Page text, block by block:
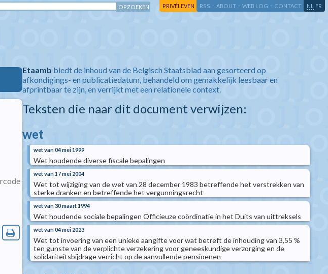
PRIVÉLEVEN RSS - ABOUT - WEB LOG - CONTACT NL FR
Etaamb biedt de inhoud van de Belgisch Staatsblad aan gesorteerd op
afkondigings- en publicatiedatum, behandeld om gemakkelijk leesbaar en
afprintbaar te zijn, en verrijkt met een relationele context.
Teksten die naar dit document verwijzen:
wet
wet van 04 mei 1999
Wet houdende diverse fiscale bepalingen
wet van 17 mei 2004
Wet tot wijziging van de wet van 28 december 1983 betreffende het verstrekken van
sterke dranken en betreffende het vergunningsrecht
wet van 30 maart 1994
Wet houdende sociale bepalingen Officieuze coördinatie in het Duits van uittreksels
wet van 04 mei 2023
Wet tot invoering van een unieke aangifte voor wat betreft de inhouding van 3,55 %
ten gunste van de verplichte verzekering voor geneeskundige verzorging en de
solidariteitsbijdrage verricht op de aanvullende pensioenen